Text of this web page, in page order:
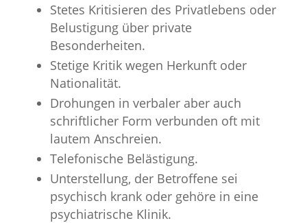
Stetes Kritisieren des Privatlebens oder
Belustigung über private
Besonderheiten.
Stetige Kritik wegen Herkunft oder
Nationalität.
Drohungen in verbaler aber auch
schriftlicher Form verbunden oft mit
lautem Anschreien.
Telefonische Belästigung.
Unterstellung, der Betroffene sei
psychisch krank oder gehöre in eine
psychiatrische Klinik.